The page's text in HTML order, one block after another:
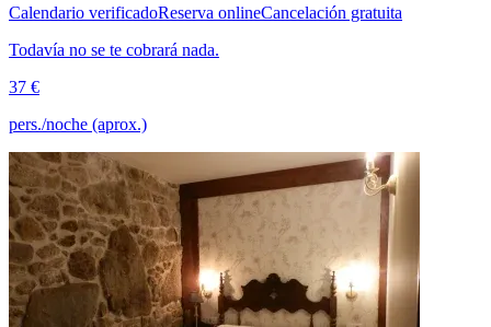
Calendario verificadoReserva onlineCancelación gratuita
Todavía no se te cobrará nada.
37 €
pers./noche (aprox.)